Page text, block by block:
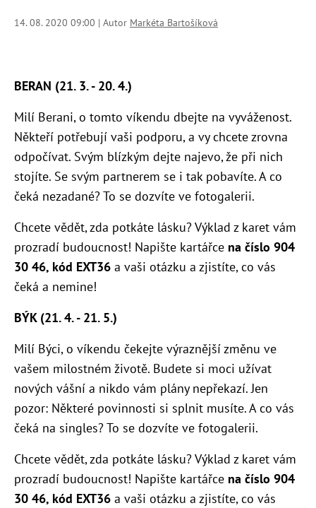
14. 08. 2020 09:00 | Autor Markéta Bartošíková
BERAN (21. 3. - 20. 4.)
Milí Berani, o tomto víkendu dbejte na vyváženost.
Někteří potřebují vaši podporu, a vy chcete zrovna
odpočívat. Svým blízkým dejte najevo, že při nich
stojíte. Se svým partnerem se i tak pobavíte. A co
čeká nezadané? To se dozvíte ve fotogalerii.
Chcete vědět, zda potkáte lásku? Výklad z karet vám
prozradí budoucnost! Napište kartářce na číslo 904
30 46, kód EXT36 a vaši otázku a zjistíte, co vás
čeká a nemine!
BÝK (21. 4. - 21. 5.)
Milí Býci, o víkendu čekejte výraznější změnu ve
vašem milostném životě. Budete si moci užívat
nových vášní a nikdo vám plány nepřekazí. Jen
pozor: Některé povinnosti si splnit musíte. A co vás
čeká na singles? To se dozvíte ve fotogalerii.
Chcete vědět, zda potkáte lásku? Výklad z karet vám
prozradí budoucnost! Napište kartářce na číslo 904
30 46, kód EXT36 a vaši otázku a zjistíte, co vás